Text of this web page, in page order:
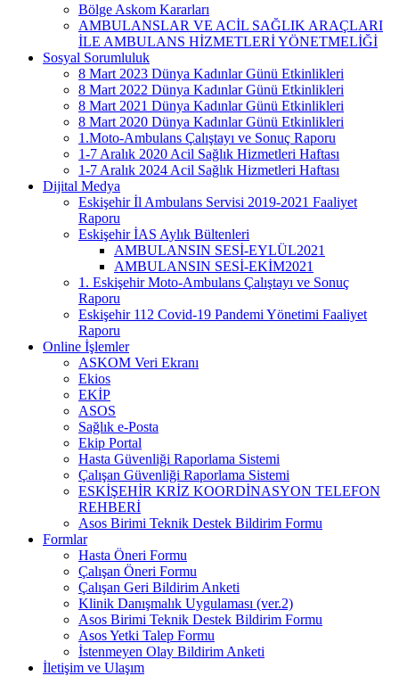
Bölge Askom Kararları
AMBULANSLAR VE ACİL SAĞLIK ARAÇLARI
İLE AMBULANS HİZMETLERİ YÖNETMELİĞİ
Sosyal Sorumluluk
8 Mart 2023 Dünya Kadınlar Günü Etkinlikleri
8 Mart 2022 Dünya Kadınlar Günü Etkinlikleri
8 Mart 2021 Dünya Kadınlar Günü Etkinlikleri
8 Mart 2020 Dünya Kadınlar Günü Etkinlikleri
1.Moto-Ambulans Çalıştayı ve Sonuç Raporu
1-7 Aralık 2020 Acil Sağlık Hizmetleri Haftası
1-7 Aralık 2024 Acil Sağlık Hizmetleri Haftası
Dijital Medya
Eskişehir İl Ambulans Servisi 2019-2021 Faaliyet
Raporu
Eskişehir İAS Aylık Bültenleri
AMBULANSIN SESİ-EYLÜL2021
AMBULANSIN SESİ-EKİM2021
1. Eskişehir Moto-Ambulans Çalıştayı ve Sonuç
Raporu
Eskişehir 112 Covid-19 Pandemi Yönetimi Faaliyet
Raporu
Online İşlemler
ASKOM Veri Ekranı
Ekios
EKİP
ASOS
Sağlık e-Posta
Ekip Portal
Hasta Güvenliği Raporlama Sistemi
Çalışan Güvenliği Raporlama Sistemi
ESKİŞEHİR KRİZ KOORDİNASYON TELEFON
REHBERİ
Asos Birimi Teknik Destek Bildirim Formu
Formlar
Hasta Öneri Formu
Çalışan Öneri Formu
Çalışan Geri Bildirim Anketi
Klinik Danışmalık Uygulaması (ver.2)
Asos Birimi Teknik Destek Bildirim Formu
Asos Yetki Talep Formu
İstenmeyen Olay Bildirim Anketi
İletişim ve Ulaşım